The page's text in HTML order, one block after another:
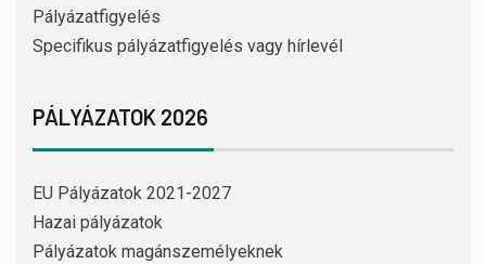
Pályázatfigyelés
Specifikus pályázatfigyelés vagy hírlevél
PÁLYÁZATOK 2026
EU Pályázatok 2021-2027
Hazai pályázatok
Pályázatok magánszemélyeknek